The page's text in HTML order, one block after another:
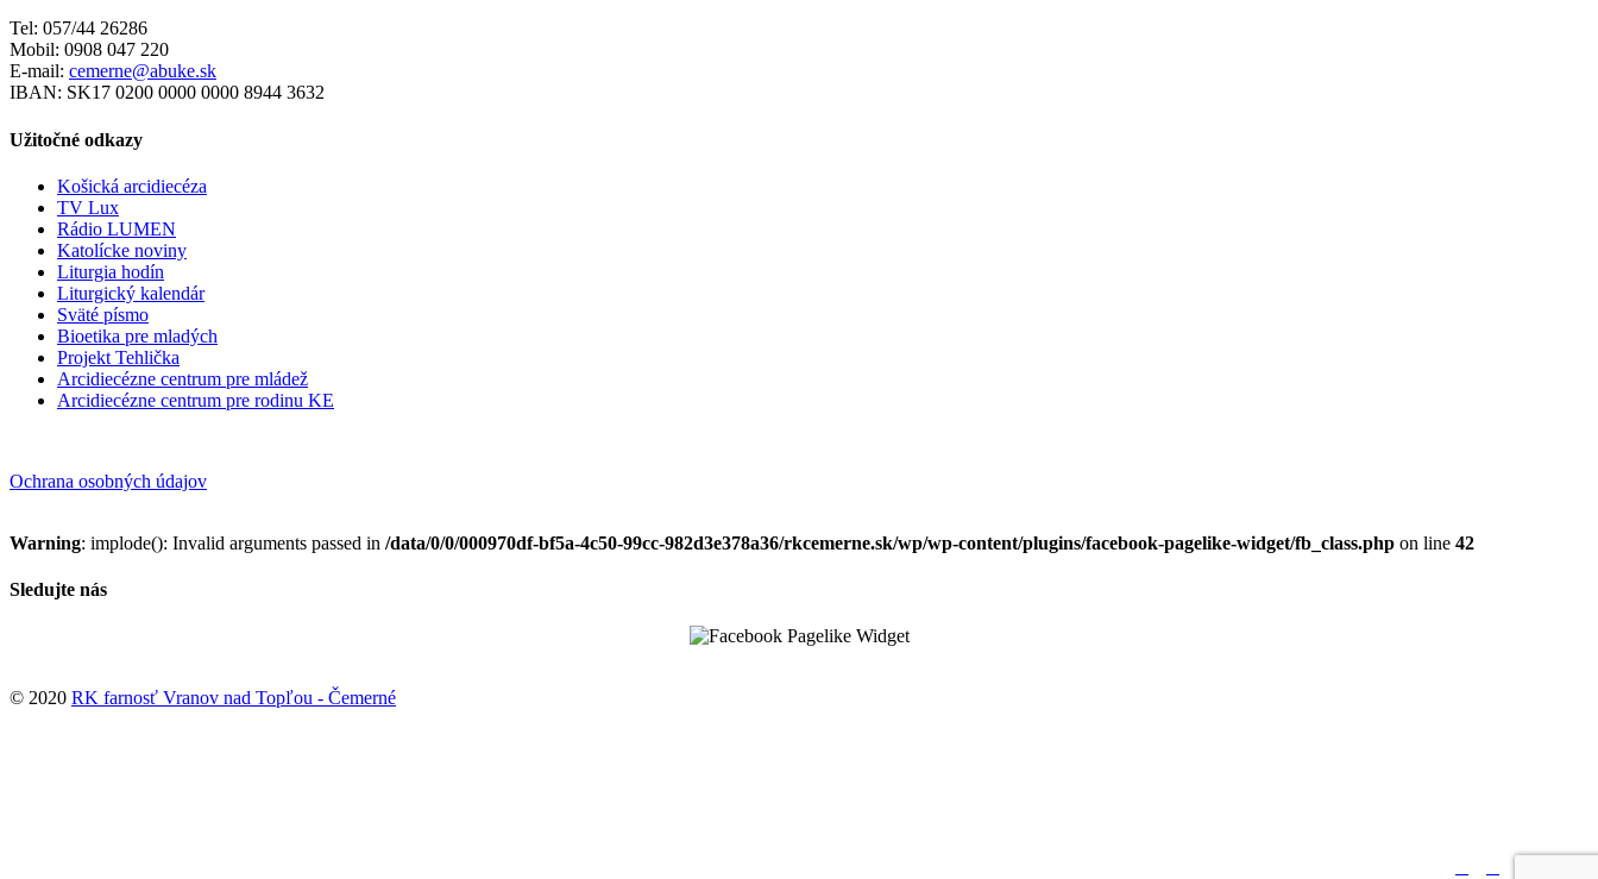
Tel: 057/44 26286
Mobil: 0908 047 220
E-mail: cemerne@abuke.sk
IBAN: SK17 0200 0000 0000 8944 3632
Užitočné odkazy
Košická arcidiecéza
TV Lux
Rádio LUMEN
Katolícke noviny
Liturgia hodín
Liturgický kalendár
Sväté písmo
Bioetika pre mladých
Projekt Tehlička
Arcidiecézne centrum pre mládež
Arcidiecézne centrum pre rodinu KE
Ochrana osobných údajov
Warning: implode(): Invalid arguments passed in /data/0/0/000970df-bf5a-4c50-99cc-982d3e378a36/rkcemerne.sk/wp/wp-content/plugins/facebook-pagelike-widget/fb_class.php on line 42
Sledujte nás
© 2020 RK farnosť Vranov nad Topľou - Čemerné